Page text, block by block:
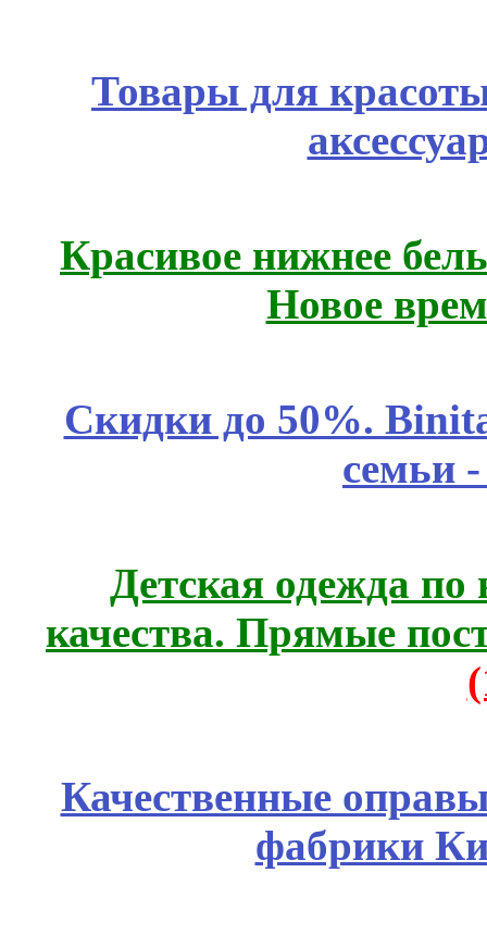
Товары для
Красивое нижнее
Новое
Скидки до 50%.
семьи
Детская одежда
качества. Прямые
Качественные
фабрики